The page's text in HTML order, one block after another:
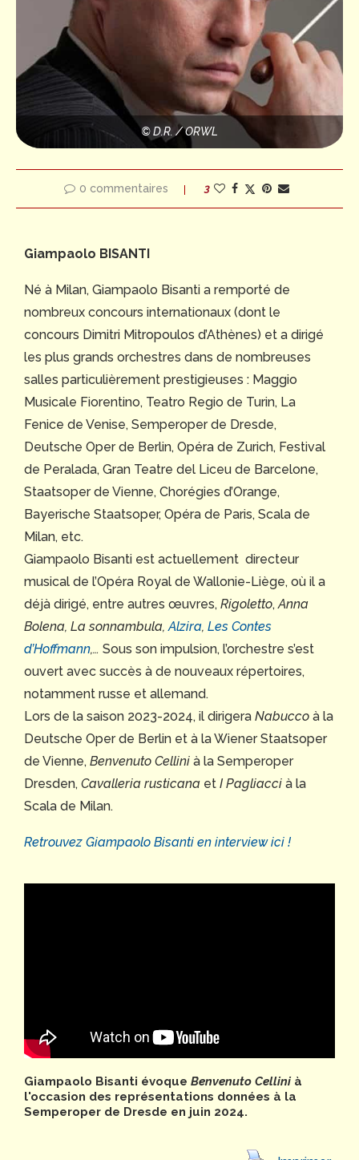
© D.R. / ORWL
0 commentaires 3
Giampaolo BISANTI
Né à Milan, Giampaolo Bisanti a remporté de
nombreux concours internationaux (dont le
concours Dimitri Mitropoulos d’Athènes) et a dirigé
les plus grands orchestres dans de nombreuses
salles particulièrement prestigieuses : Maggio
Musicale Fiorentino, Teatro Regio de Turin, La
Fenice de Venise, Semperoper de Dresde,
Deutsche Oper de Berlin, Opéra de Zurich, Festival
de Peralada, Gran Teatre del Liceu de Barcelone,
Staatsoper de Vienne, Chorégies d’Orange,
Bayerische Staatsoper, Opéra de Paris, Scala de
Milan, etc.
Giampaolo Bisanti est actuellement directeur
musical de l’Opéra Royal de Wallonie-Liège, où il a
déjà dirigé, entre autres œuvres, Rigoletto, Anna
Bolena, La sonnambula, Alzira, Les Contes
d’Hoffmann,… Sous son impulsion, l’orchestre s’est
ouvert avec succès à de nouveaux répertoires,
notamment russe et allemand.
Lors de la saison 2023-2024, il dirigera Nabucco à la
Deutsche Oper de Berlin et à la Wiener Staatsoper
de Vienne, Benvenuto Cellini à la Semperoper
Dresden, Cavalleria rusticana et I Pagliacci à la
Scala de Milan.
Retrouvez Giampaolo Bisanti en interview ici !
Giampaolo Bisanti évoque Benvenuto Cellinià
l'occasion des représentations données à la
Semperoper de Dresde en juin 2024.